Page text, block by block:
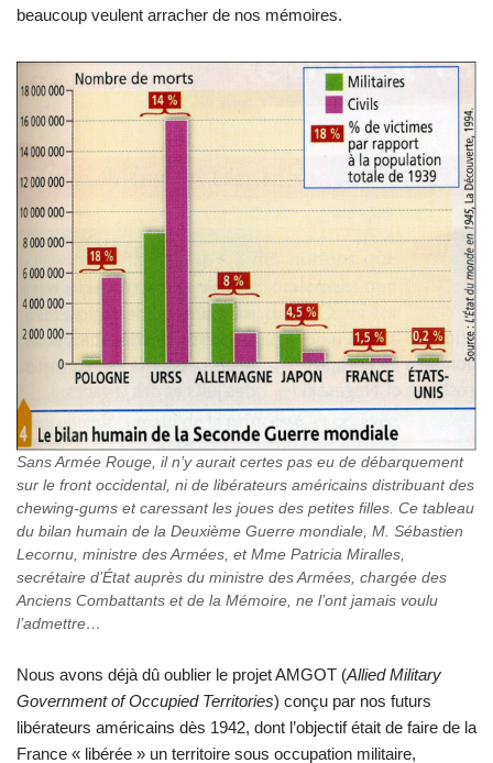
beaucoup veulent arracher de nos mémoires.
Sans Armée Rouge, il n’y aurait certes pas eu de débarquement
sur le front occidental, ni de libérateurs américains distribuant des
chewing-gums et caressant les joues des petites filles. Ce tableau
du bilan humain de la Deuxième Guerre mondiale, M. Sébastien
Lecornu, ministre des Armées, et Mme Patricia Miralles,
secrétaire d’État auprès du ministre des Armées, chargée des
Anciens Combattants et de la Mémoire, ne l’ont jamais voulu
l’admettre…
Nous avons déjà dû oublier le projet AMGOT (Allied Military
Government of Occupied Territories) conçu par nos futurs
libérateurs américains dès 1942, dont l’objectif était de faire de la
France « libérée » un territoire sous occupation militaire,